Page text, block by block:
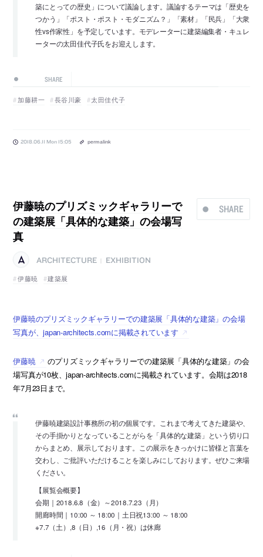
築にとっての歴史」について議論します。議論するテーマは「歴史を
つかう」「ポスト・ポスト・モダニズム？」「素材」「民兵」「大衆
性vs作家性」を予定しています。モデレーターに建築編集者・キュレ
ーターの太田佳代子氏をお迎えします。
SHARE
加藤耕一 長谷川豪 太田佳代子
2018.06.11 Mon 15:05 permalink
SHARE
伊藤暁のプリズミックギャラリーで
の建築展「具体的な建築」の会場写
真
ARCHITECTURE
EXHIBITION
伊藤暁
建築展
伊藤暁のプリズミックギャラリーでの建築展「具体的な建築」の会場
写真が、japan-architects.comに掲載されています
伊藤暁
のプリズミックギャラリーでの建築展「具体的な建築」の会
場写真が10枚、japan-architects.comに掲載されています。会期は2018
年7月23日まで。
伊藤暁建築設計事務所の初の個展です。これまで考えてきた建築や、
その手掛かりとなっていることがらを「具体的な建築」という切り口
からまとめ、展示しております。この展示をきっかけに皆様と言葉を
交わし、ご批評いただけることを楽しみにしております。ぜひご来場
ください。
【展覧会概要】
会期｜2018.6.8（金）～2018.7.23（月）
開廊時間｜10:00 ～ 18:00｜土日祝13:00 ～ 18:00
※7.7（土）,8（日）,16（月・祝）は休廊